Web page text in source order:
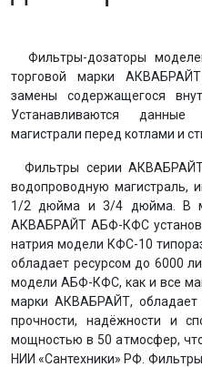
Фильтры-дозаторы
торговой марки
замены содержащегося
Устанавливаются
магистрали перед котлами и
Фильтры серии
водопроводную магистраль,
1/2 дюйма и 3/4 дюйма. В
АКВАБРАЙТ АБФ-КФС
натрия модели КФС-10
обладает ресурсом до 6000
модели АБФ-КФС, как и все
марки АКВАБРАЙТ, обладает
прочности, надёжности и
мощностью в 50 атмосфер,
НИИ «Сантехники» РФ.